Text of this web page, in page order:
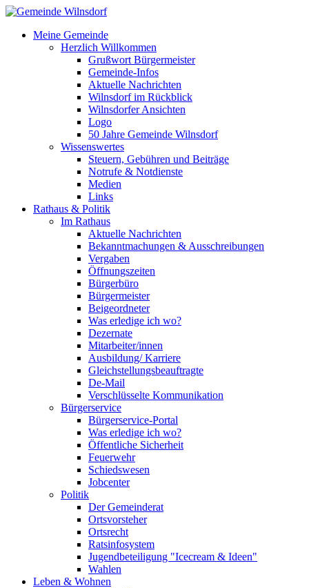
Meine Gemeinde
Herzlich Willkommen
Grußwort Bürgermeister
Gemeinde-Infos
Aktuelle Nachrichten
Wilnsdorf im Rückblick
Wilnsdorfer Ansichten
Logo
50 Jahre Gemeinde Wilnsdorf
Wissenswertes
Steuern, Gebühren und Beiträge
Notrufe & Notdienste
Medien
Links
Rathaus & Politik
Im Rathaus
Aktuelle Nachrichten
Bekanntmachungen & Ausschreibungen
Vergaben
Öffnungszeiten
Bürgerbüro
Bürgermeister
Beigeordneter
Was erledige ich wo?
Dezernate
Mitarbeiter/innen
Ausbildung/ Karriere
Gleichstellungsbeauftragte
De-Mail
Verschlüsselte Kommunikation
Bürgerservice
Bürgerservice-Portal
Was erledige ich wo?
Öffentliche Sicherheit
Feuerwehr
Schiedswesen
Jobcenter
Politik
Der Gemeinderat
Ortsvorsteher
Ortsrecht
Ratsinfosystem
Jugendbeteiligung "Icecream & Ideen"
Wahlen
Leben & Wohnen